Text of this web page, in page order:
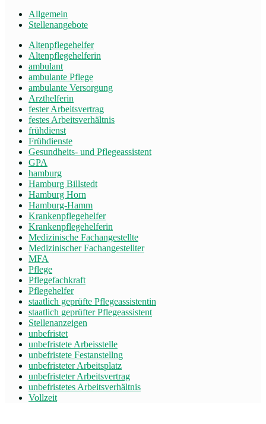
Allgemein
Stellenangebote
Altenpflegehelfer
Altenpflegehelferin
ambulant
ambulante Pflege
ambulante Versorgung
Arzthelferin
fester Arbeitsvertrag
festes Arbeitsverhältnis
frühdienst
Frühdienste
Gesundheits- und Pflegeassistent
GPA
hamburg
Hamburg Billstedt
Hamburg Horn
Hamburg-Hamm
Krankenpflegehelfer
Krankenpflegehelferin
Medizinische Fachangestellte
Medizinischer Fachangestellter
MFA
Pflege
Pflegefachkraft
Pflegehelfer
staatlich geprüfte Pflegeassistentin
staatlich geprüfter Pflegeassistent
Stellenanzeigen
unbefristet
unbefristete Arbeisstelle
unbefristete Festanstellng
unbefristeter Arbeitsplatz
unbefristeter Arbeitsvertrag
unbefristetes Arbeitsverhältnis
Vollzeit